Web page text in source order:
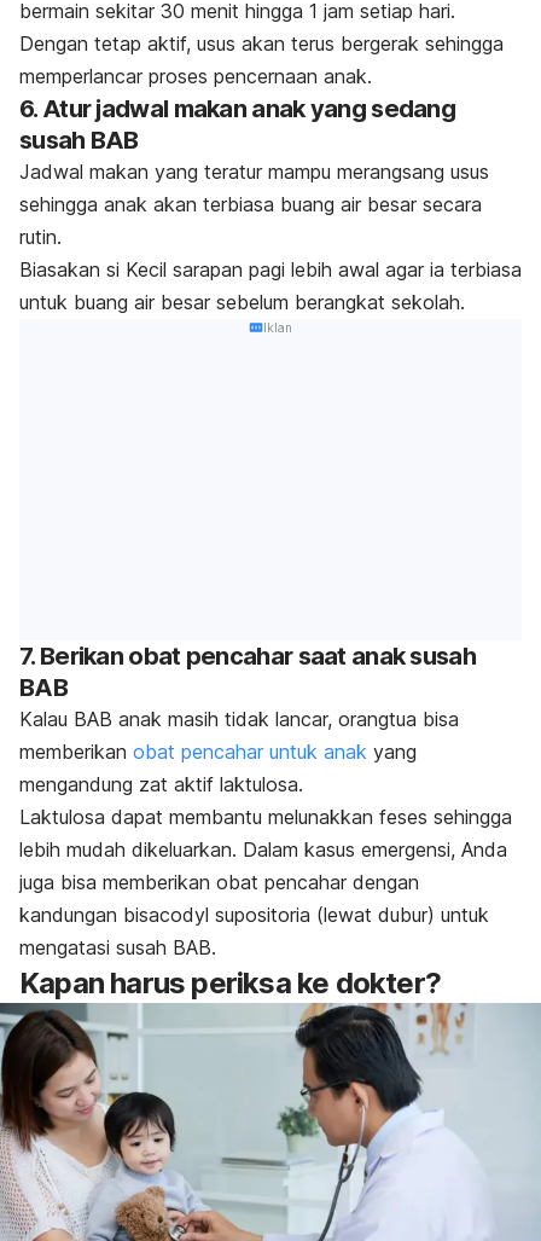
bermain sekitar 30 menit hingga 1 jam setiap hari.
Dengan tetap aktif, usus akan terus bergerak sehingga
memperlancar proses pencernaan anak.
6. Atur jadwal makan anak yang sedang
susah BAB
Jadwal makan yang teratur mampu merangsang usus
sehingga anak akan terbiasa buang air besar secara
rutin.
Biasakan si Kecil sarapan pagi lebih awal agar ia terbiasa
untuk buang air besar sebelum berangkat sekolah.
Iklan
7. Berikan obat pencahar saat anak susah
BAB
Kalau BAB anak masih tidak lancar, orangtua bisa
memberikan obat pencahar untuk anak yang
mengandung zat aktif laktulosa.
Laktulosa dapat membantu melunakkan feses sehingga
lebih mudah dikeluarkan. Dalam kasus emergensi, Anda
juga bisa memberikan obat pencahar dengan
kandungan bisacodyl supositoria (lewat dubur) untuk
mengatasi susah BAB.
Kapan harus periksa ke dokter?